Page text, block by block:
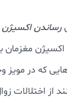
رساندن اکسیژن
مغزمان
که در مویز
از اختلالات